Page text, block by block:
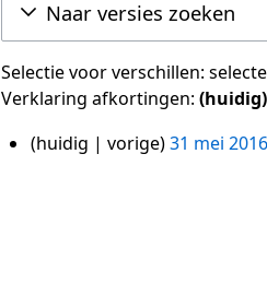
Naar versies zoeken
Selectie voor verschillen:
Verklaring afkortingen: (huidig)
31
huidig vorige 31 mei